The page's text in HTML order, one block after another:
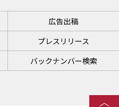
広告出稿
プレスリリース
バックナンバー検索